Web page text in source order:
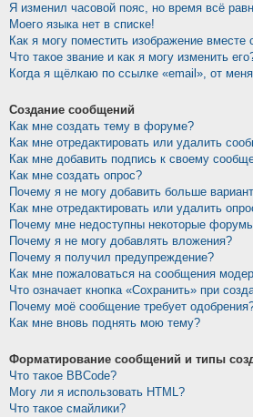
Я изменил часовой пояс, но время всё
Моего языка нет в списке!
Как я могу поместить изображение
Что такое звание и как я могу изменить
Когда я щёлкаю по ссылке «email», от
Создание сообщений
Как мне создать тему в форуме?
Как мне отредактировать или удалить
Как мне добавить подпись к своему
Как мне создать опрос?
Почему я не могу добавить больше
Как мне отредактировать или удалить
Почему мне недоступны некоторые
Почему я не могу добавлять вложения?
Почему я получил предупреждение?
Как мне пожаловаться на сообщения
Что означает кнопка «Сохранить» при
Почему моё сообщение требует
Как мне вновь поднять мою тему?
Форматирование сообщений и типы
Что такое BBCode?
Могу ли я использовать HTML?
Что такое смайлики?